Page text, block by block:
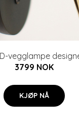
vegglampe
3799 NOK
KJØP NÅ